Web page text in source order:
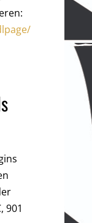
901